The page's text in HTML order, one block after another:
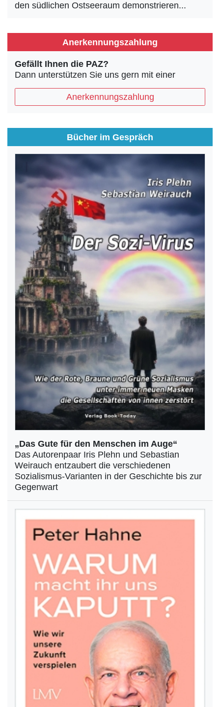
den südlichen Ostseeraum demonstrieren...
Anerkennungszahlung
Gefällt Ihnen die PAZ?
Dann unterstützen Sie uns gern mit einer
Anerkennungszahlung
Bücher im Gespräch
„Das Gute für den Menschen im Auge“
Das Autorenpaar Iris Plehn und Sebastian
Weirauch entzaubert die verschiedenen
Sozialismus-Varianten in der Geschichte bis zur
Gegenwart